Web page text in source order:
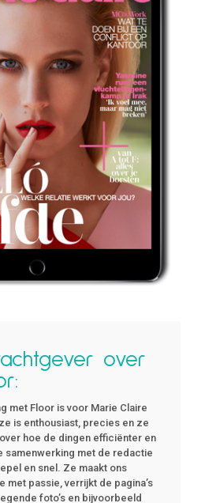
over
met Floor is voor Marie Claire
is enthousiast, precies en ze
hoe de dingen efficiënter en
samenwerking met de redactie
en snel. Ze maakt ons
met passie, verrijkt de pagina’s
foto’s en bijvoorbeeld